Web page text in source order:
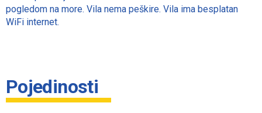
pogledom na more. Vila nema peškire. Vila ima besplatan
WiFi internet.
Pojedinosti